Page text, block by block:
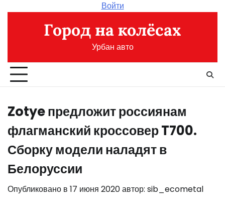
содержимому
Войти
Город на колёсах
Урбан авто
Zotye предложит россиянам
флагманский кроссовер T700.
Сборку модели наладят в
Белоруссии
Опубликовано в 17 июня 2020автор: sib_ecometal